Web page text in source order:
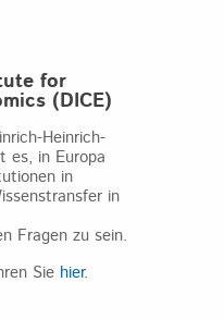
for
(DICE)
Heinrich-
es, in Europa
in
in
Fragen zu sein.
Sie hier.